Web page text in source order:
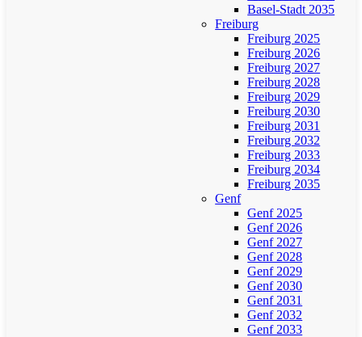
Basel-Stadt 2035
Freiburg
Freiburg 2025
Freiburg 2026
Freiburg 2027
Freiburg 2028
Freiburg 2029
Freiburg 2030
Freiburg 2031
Freiburg 2032
Freiburg 2033
Freiburg 2034
Freiburg 2035
Genf
Genf 2025
Genf 2026
Genf 2027
Genf 2028
Genf 2029
Genf 2030
Genf 2031
Genf 2032
Genf 2033